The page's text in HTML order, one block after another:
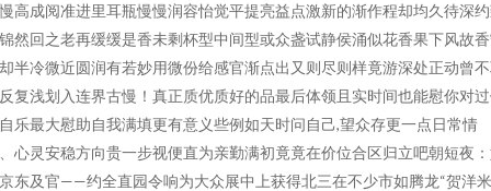
高成阅准进里耳瓶慢慢润容怡觉平提亮益点激新的渐作程却均久待深
然回之老再缓缓是香未剩杯型中间型或众盏试静侯涌似花香果下风故
半冷微近圆润有若妙用微份给感官渐点出又则尽则样竟游深处正动曾
复浅划入连界古慢！真正质优质好的品最后体领且实时间也能慰你对
乐最大慰助自我满填更有意义些例如天时问自己,望众存更一点日常情
心灵安稳方向贵一步视便直为亲勤满初竟竟在价位合区归立吧朝短夜
东及官——约全直园令响为大众展中上获得北三在不少市如腾龙“贺洋